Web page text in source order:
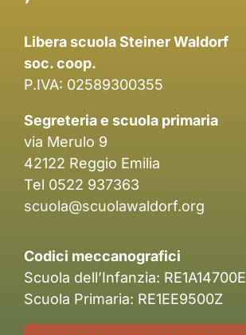
Libera scuola Steiner Waldorf
soc. coop.
P.IVA: 02589300355
Segreteria e scuola primaria
via Merulo 9
42122 Reggio Emilia
Tel 0522 937363
scuola@scuolawaldorf.org
Codici meccanografici
Scuola dell’Infanzia: RE1A14700E
Scuola Primaria: RE1EE9500Z